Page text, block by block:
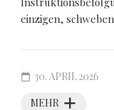
einzigen,
MEHR
30. APRIL 2026